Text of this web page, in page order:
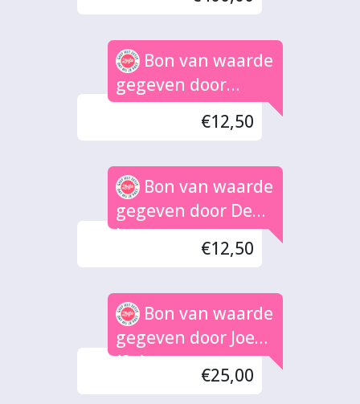
Bon van waarde
gegeven door
Lucas
€12,50
Bon van waarde
gegeven door De
hoven
€12,50
Bon van waarde
gegeven door Joep
(2x)
€25,00